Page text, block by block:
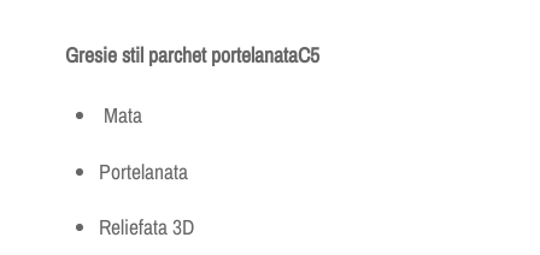
Gresie stil parchet portelanataC5
Mata
Portelanata
Reliefata 3D